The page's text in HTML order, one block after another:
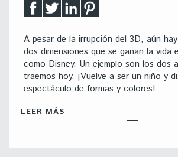
A pesar de la irrupción del 3D, aún
dos dimensiones que se ganan la vida
como Disney. Un ejemplo son los dos
traemos hoy. ¡Vuelve a ser un niño y
espectáculo de formas y colores!
LEER MÁS